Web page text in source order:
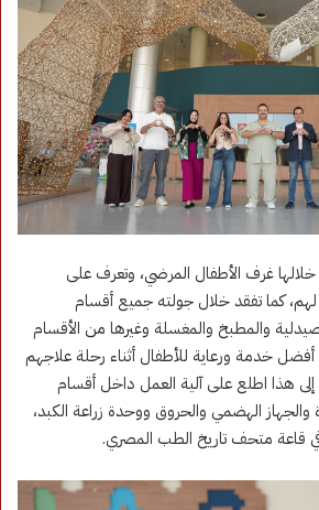
غرف الأطفال المرضي، وتعرف على
كما تفقد خلال جولته جميع أقسام
والمطبخ والمغسلة وغيرها من الأقسام
أفضل خدمة ورعاية للأطفال أثناء رحلة علاجهم
هذا اطلع على آلية العمل داخل أقسام
الهضمي والحروق ووحدة زراعة الكبد،
قاعة متحف تاريخ الطب المصري.